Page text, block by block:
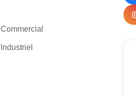
Commercial
Industriel